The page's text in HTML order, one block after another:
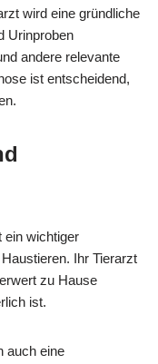
wird eine gründliche
Urinproben
andere relevante
ist entscheidend,
ein wichtiger
Ihr Tierarzt
zu Hause
ist.
auch eine